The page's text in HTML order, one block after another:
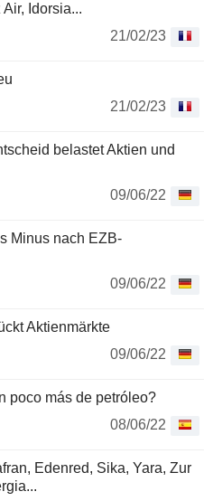
Idorsia...
21/02/23
21/02/23
belastet Aktien und
09/06/22
Minus nach EZB-
09/06/22
Aktienmärkte
09/06/22
poco más de petróleo?
08/06/22
Edenred, Sika, Yara, Zur